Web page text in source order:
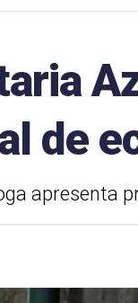
de
apresenta